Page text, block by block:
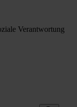
Verantwortung